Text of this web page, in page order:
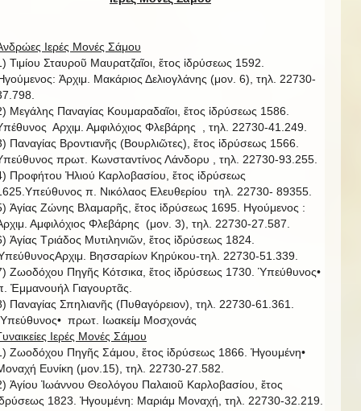
Ιερές Μονές Σάμου
Τιμίου Σταυροῦ Μαυρατζαῖοι, ἔτος ἱδρύσεως 1592.
Ἀρχιμ. Μακάριος Δελιογλάνης (μον. 6), τηλ. 22730-
Μεγάλης Παναγίας Κουμαραδαῖοι, ἔτος ἱδρύσεως 1586.
Αρχιμ. Αμφιλόχιος Φλεβάρης , τηλ. 22730-41.249.
Παναγίας Βροντιανῆς (Βουρλιῶτες), ἔτος ἱδρύσεως 1566.
πρωτ. Κωνσταντίνος Λάνδορυ , τηλ. 22730-93.255.
Προφήτου Ἠλιού Καρλοβασίου, ἔτος ἱδρύσεως
π. Νικόλαος Ελευθερίου τηλ. 22730- 89355.
Ἁγίας Ζώνης Βλαμαρῆς, ἔτος ἱδρύσεως 1695. Ηγούμενος :
Αμφιλόχιος Φλεβάρης (μον. 3), τηλ. 22730-27.587.
Ἁγίας Τριάδος Μυτιληνιῶν, ἔτος ἱδρύσεως 1824.
Βησσαρίων Κηρύκου-τηλ. 22730-51.339.
Ζωοδόχου Πηγῆς Κότσικα, ἔτος ἱδρύσεως 1730. Ὑπεύθυνος•
Ἐμμανουήλ Γιαγουρτᾶς.
Παναγίας Σπηλιανῆς (Πυθαγόρειον), τηλ. 22730-61.361.
πρωτ. Ιωακείμ Μοσχονάς
Ιερές Μονές Σάμου
Ζωοδόχου Πηγῆς Σάμου, ἔτος ἱδρύσεως 1866. Ἡγουμένη•
Ευνίκη (μον.15), τηλ. 22730-27.582.
Ἁγίου Ἰωάννου Θεολόγου Παλαιοῦ Καρλοβασίου, ἔτος
1823. Ἡγουμένη: Μαριάμ Μοναχή, τηλ. 22730-32.219.